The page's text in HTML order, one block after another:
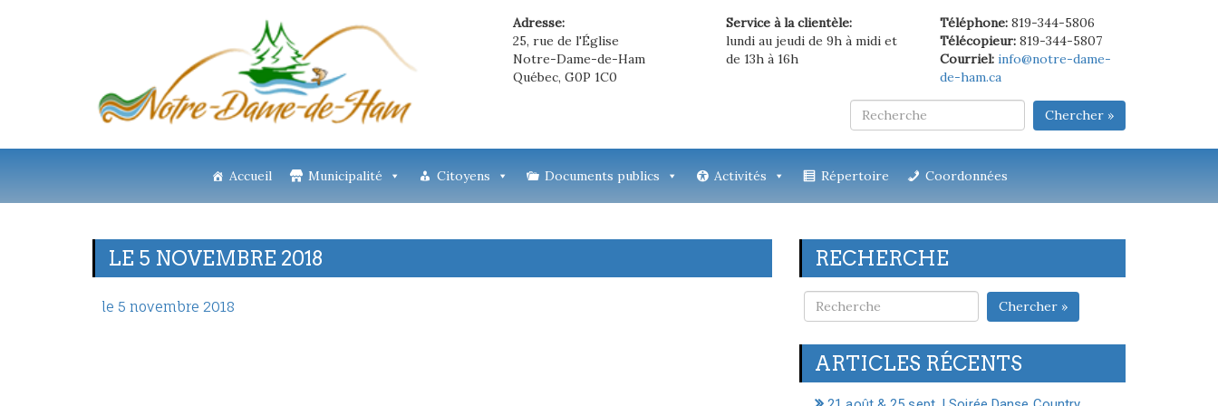
Adresse:
25, rue de l'Église
Notre-Dame-de-Ham
Québec, G0P 1C0
Service à la clientèle:
lundi au jeudi de 9h à midi et
de 13h à 16h
Téléphone:819-344-5806
Télécopieur:819-344-5807
Courriel: info@notre-dame-
de-ham.ca
Chercher »
Accueil Municipalité Citoyens Documents publics Activités Répertoire Coordonnées
LE 5 NOVEMBRE 2018
le 5 novembre 2018
RECHERCHE
Chercher »
ARTICLES RÉCENTS